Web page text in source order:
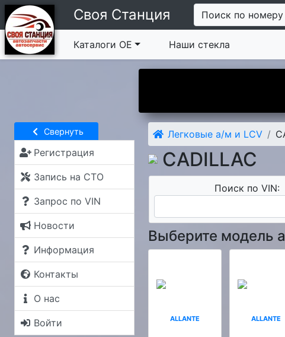
Своя Станция Поиск по номеру
Каталоги ОЕ Наши стекла
Вы у нас впервые?
Свернуть
Регистрация
Запись на СТО
Запрос по VIN
Новости
Информация
Контакты
О нас
Войти
Легковые а/м и LCV
CADILLAC
Поиск по VIN:
Выберите модель
ALLANTE ALLANTE